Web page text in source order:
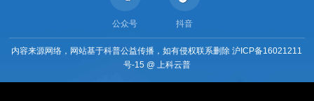
公众号 抖音
内容来源网络，网站基于科普公益传播，如有侵权联系删除沪ICP备16021211
号-15 @ 上科云普